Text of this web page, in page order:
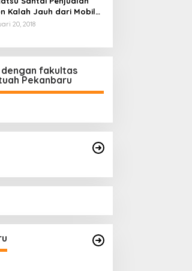
Kalah Jauh dari Mobil
20, 2018
fakultas
Pekanbaru